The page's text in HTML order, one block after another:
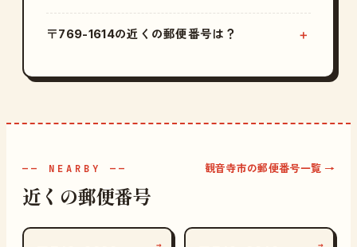
〒769-1614の近くの郵便番号は？
—— NEARBY ——
近くの郵便番号
観音寺市の郵便番号一覧 →
→ →